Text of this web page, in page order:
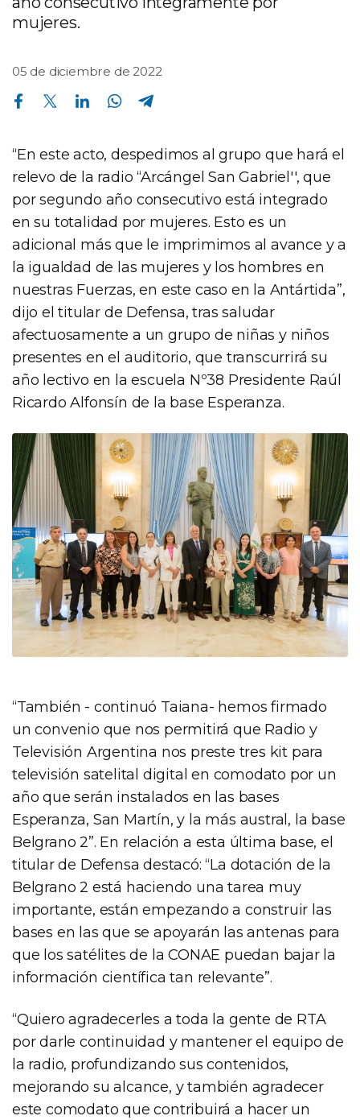
mujeres.
05 de diciembre de 2022
Compartir en Facebook Compartir en Twitter Compartir en Linkedin Compartir en Whatsapp
“En este acto, despedimos al grupo que hará el
relevo de la radio “Arcángel San Gabriel'', que
por segundo año consecutivo está integrado
en su totalidad por mujeres. Esto es un
adicional más que le imprimimos al avance y a
la igualdad de las mujeres y los hombres en
nuestras Fuerzas, en este caso en la Antártida”,
dijo el titular de Defensa, tras saludar
afectuosamente a un grupo de niñas y niños
presentes en el auditorio, que transcurrirá su
año lectivo en la escuela Nº38 Presidente Raúl
Ricardo Alfonsín de la base Esperanza.
“También - continuó Taiana- hemos firmado
un convenio que nos permitirá que Radio y
Televisión Argentina nos preste tres kit para
televisión satelital digital en comodato por un
año que serán instalados en las bases
Esperanza, San Martín, y la más austral, la base
Belgrano 2”. En relación a esta última base, el
titular de Defensa destacó: “La dotación de la
Belgrano 2 está haciendo una tarea muy
importante, están empezando a construir las
bases en las que se apoyarán las antenas para
que los satélites de la CONAE puedan bajar la
información científica tan relevante”.
“Quiero agradecerles a toda la gente de RTA
por darle continuidad y mantener el equipo de
la radio, profundizando sus contenidos,
mejorando su alcance, y también agradecer
este comodato que contribuirá a hacer un